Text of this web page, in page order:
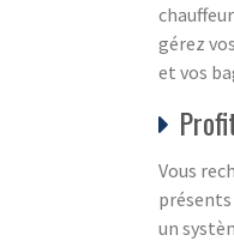
gérez
et vos
Vous
un